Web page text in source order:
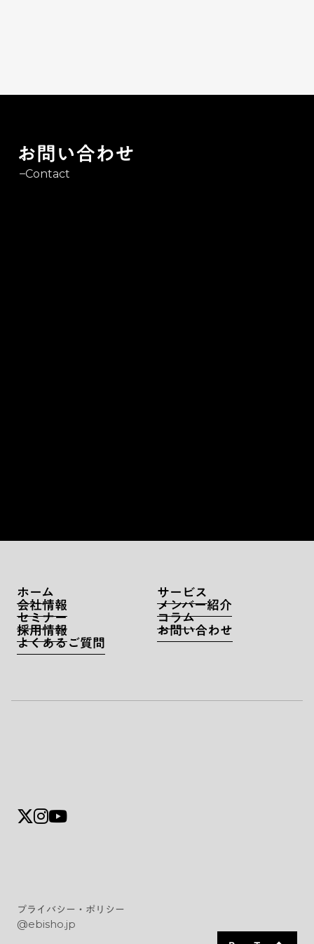
お問い合わせ
Contact
ホーム サービス
会社情報 メンバー紹介
セミナー コラム
採用情報 お問い合わせ
よくあるご質問
@ebisho.jp
プライバシー・ポリシー